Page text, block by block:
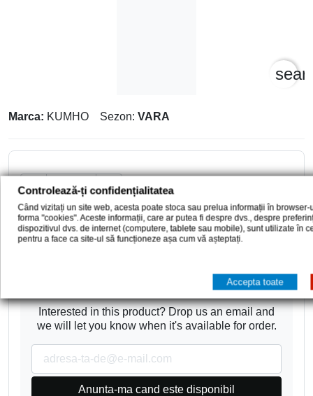
Marca: KUMHO Sezon: VARA
 
 Adauga in cos
Interested in this product? Drop us an email and
we will let you know when it's available for order.
Anunta-ma cand este disponibil
Controlează-ți confidențialitatea
Când vizitați un site web, acesta poate stoca sau prelua informații în browser-
forma "cookies". Aceste informații, care ar putea fi despre dvs., despre
dispozitivul dvs. de internet (computere, tablete sau mobile), sunt utilizate în
pentru a face ca site-ul să funcționeze așa cum vă așteptați.
Accepta toate